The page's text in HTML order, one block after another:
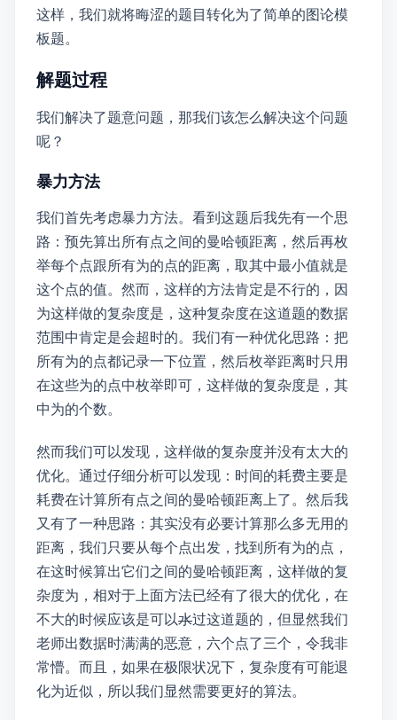
这样，我们就将晦涩的题目转化为了简单的图论模
板题。
解题过程
我们解决了题意问题，那我们该怎么解决这个问题
呢？
暴力方法
我们首先考虑暴力方法。看到这题后我先有一个思
路：预先算出所有点之间的曼哈顿距离，然后再枚
举每个点跟所有为“1”的点的距离，取其中最小值就是
这个点的值。然而，这样的方法肯定是不行的，因
为这样做的复杂度是 \( O\left(nm\left(nm - 1\right)\right) \approx O\left(n^2m^2\right) \)，这种复杂度在这道题的数据
范围中肯定是会超时的。我们有一种优化思路：把
所有为“1”的点都记录一下位置，然后枚举距离时只用
在这些为“1”的点中枚举即可，这样做的复杂度是 \( O\left( \frac{nm\left( nm - 1\right) }{2} + nmp\right) \approx O\left( n^2m^2\right) \)，其
中 \( p \) 为“1”的个数。
然而我们可以发现，这样做的复杂度并没有太大的
优化。通过仔细分析可以发现：时间的耗费主要是
耗费在计算所有点之间的曼哈顿距离上了。然后我
又有了一种思路：其实没有必要计算那么多无用的
距离，我们只要从每个点出发，找到所有为“1”的点，
在这时候算出它们之间的曼哈顿距离，这样做的复
杂度为 \( O\left( nmp\right) \)，相对于上面方法已经有了很大的优化，在 \( p \)
不大的时候应该是可以水过这道题的，但显然我们
老师出数据时满满的恶意，六个点T了三个，令我非
常懵。而且，如果在极限状况下，复杂度有可能退
化为近似 \( O\left(n^2m^2\right) \)，所以我们显然需要更好的算法。